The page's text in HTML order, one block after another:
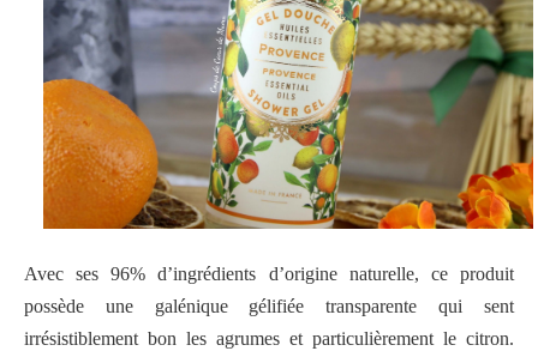
Avec ses 96% d’ingrédients d’origine naturelle, ce produit
possède une galénique gélifiée transparente qui sent
irrésistiblement bon les agrumes et particulièrement le citron.